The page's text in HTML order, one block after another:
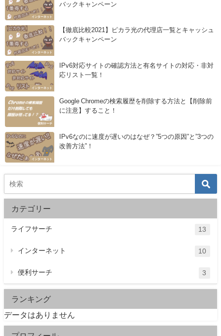
インターネット
バックキャンペーン
インターネット
【徹底比較2021】ピカラ光の代理店一覧とキャッシュ
バックキャンペーン
インターネット
IPv6対応サイトの確認方法と有名サイトの対応・非対
応リスト一覧！
便利サーチ
Google Chromeの検索履歴を削除する方法と【削除前
に注意】すること！
インターネット
IPv6なのに速度が遅いのはなぜ？”5つの原因”と”3つの
改善方法”！
カテゴリー
ライフサーチ 13
インターネット 10
便利サーチ 3
ランキング
データはありません